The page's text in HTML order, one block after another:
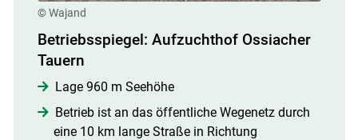
© Wajand
Betriebsspiegel: Aufzuchthof Ossiacher
Tauern
Lage 960 m Seehöhe
Betrieb ist an das öffentliche Wegenetz durch
eine 10 km lange Straße in Richtung